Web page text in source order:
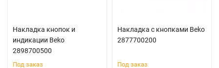
Накладка кнопок и
индикации Beko
2898700500
Под заказ
Накладка с кнопками Beko
2877700200
Под заказ